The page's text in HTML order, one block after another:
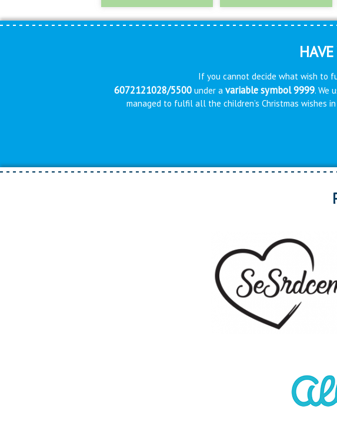
If you cannot decide what wish to
6072121028/5500 under a variable symbol 9999. We
managed to fulfil all the children’s Christmas wishes